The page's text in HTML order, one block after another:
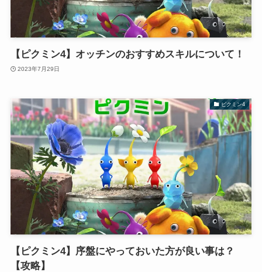
【ピクミン4】オッチンのおすすめスキルについて！
2023年7月29日
ピクミン4
【ピクミン4】序盤にやっておいた方が良い事は？
【攻略】